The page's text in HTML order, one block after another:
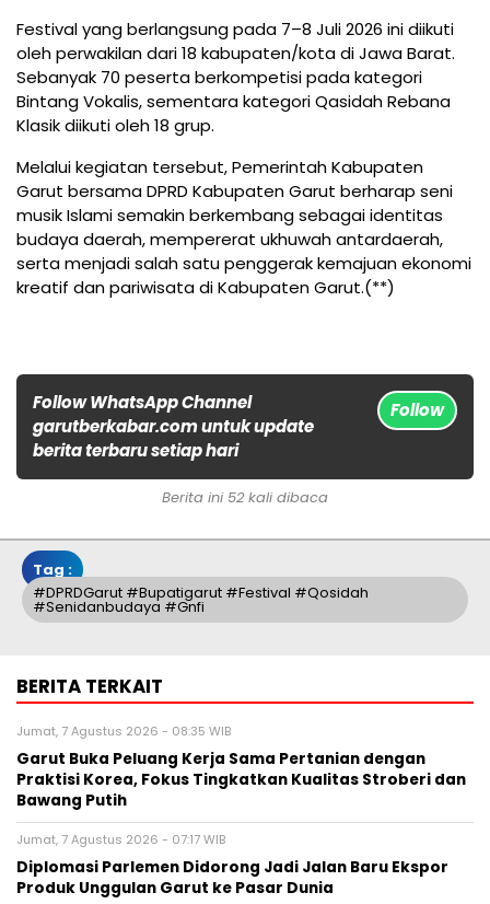
Festival yang berlangsung pada 7–8 Juli 2026 ini diikuti
oleh perwakilan dari 18 kabupaten/kota di Jawa Barat.
Sebanyak 70 peserta berkompetisi pada kategori
Bintang Vokalis, sementara kategori Qasidah Rebana
Klasik diikuti oleh 18 grup.
Melalui kegiatan tersebut, Pemerintah Kabupaten
Garut bersama DPRD Kabupaten Garut berharap seni
musik Islami semakin berkembang sebagai identitas
budaya daerah, mempererat ukhuwah antardaerah,
serta menjadi salah satu penggerak kemajuan ekonomi
kreatif dan pariwisata di Kabupaten Garut.(**)
Follow WhatsApp Channel
garutberkabar.com untuk update
berita terbaru setiap hari
Follow
Berita ini 52 kali dibaca
Tag :
#DPRDGarut #Bupatigarut #festival #Qosidah
#senidanbudaya #gnfi
BERITA TERKAIT
Jumat, 7 Agustus 2026 - 08:35 WIB
Garut Buka Peluang Kerja Sama Pertanian dengan
Praktisi Korea, Fokus Tingkatkan Kualitas Stroberi dan
Bawang Putih
Jumat, 7 Agustus 2026 - 07:17 WIB
Diplomasi Parlemen Didorong Jadi Jalan Baru Ekspor
Produk Unggulan Garut ke Pasar Dunia